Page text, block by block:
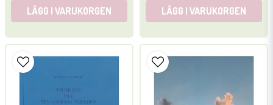
LÄGG I VARUKORGEN LÄGG I VARUKORGEN